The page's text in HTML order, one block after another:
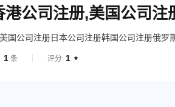
国公司注册日本公司注册韩国公司注册俄罗
1 条 评分 1 